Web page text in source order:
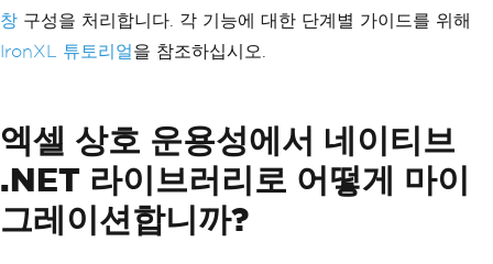
창 구성을 처리합니다. 각 기능에 대한 단계별 가이드를 위해
IronXL 튜토리얼을 참조하십시오.
엑셀 상호 운용성에서 네이티브
.NET 라이브러리로 어떻게 마이
그레이션합니까?